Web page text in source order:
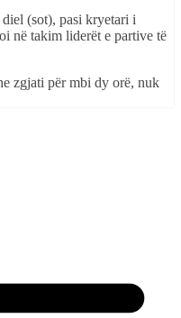
diel (sot), pasi kryetari i
në takim liderët e partive të
zgjati për mbi dy orë, nuk